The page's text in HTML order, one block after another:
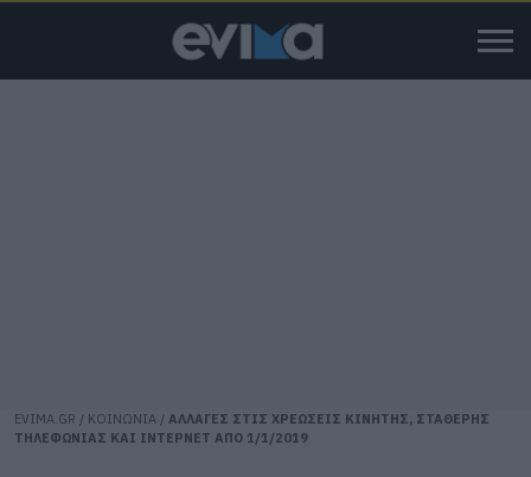
EVIMA.GR / ΚΟΙΝΩΝΙΑ / ΑΛΛΑΓΕΣ ΣΤΙΣ ΧΡΕΩΣΕΙΣ ΚΙΝΗΤΗΣ, ΣΤΑΘΕΡΗΣ
ΤΗΛΕΦΩΝΙΑΣ ΚΑΙ ΙΝΤΕΡΝΕΤ ΑΠΟ 1/1/2019